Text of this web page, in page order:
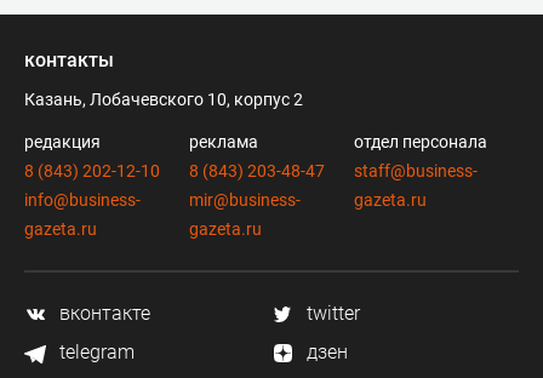
контакты
Казань, Лобачевского 10, корпус 2
редакция
8 (843) 202-12-10
info@business-
gazeta.ru
реклама
8 (843) 203-48-47
mir@business-
gazeta.ru
отдел персонала
staff@business-
gazeta.ru
вконтакте
twitter
telegram
дзен